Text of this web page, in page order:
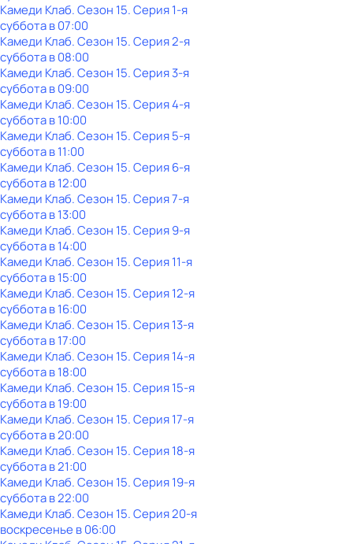
Камеди Клаб. Сезон 15. Серия 1-я
субботав07:00
Камеди Клаб. Сезон 15. Серия 2-я
субботав08:00
Камеди Клаб. Сезон 15. Серия 3-я
субботав09:00
Камеди Клаб. Сезон 15. Серия 4-я
субботав10:00
Камеди Клаб. Сезон 15. Серия 5-я
субботав11:00
Камеди Клаб. Сезон 15. Серия 6-я
субботав12:00
Камеди Клаб. Сезон 15. Серия 7-я
субботав13:00
Камеди Клаб. Сезон 15. Серия 9-я
субботав14:00
Камеди Клаб. Сезон 15. Серия 11-я
субботав15:00
Камеди Клаб. Сезон 15. Серия 12-я
субботав16:00
Камеди Клаб. Сезон 15. Серия 13-я
субботав17:00
Камеди Клаб. Сезон 15. Серия 14-я
субботав18:00
Камеди Клаб. Сезон 15. Серия 15-я
субботав19:00
Камеди Клаб. Сезон 15. Серия 17-я
субботав20:00
Камеди Клаб. Сезон 15. Серия 18-я
субботав21:00
Камеди Клаб. Сезон 15. Серия 19-я
субботав22:00
Камеди Клаб. Сезон 15. Серия 20-я
воскресенье в06:00